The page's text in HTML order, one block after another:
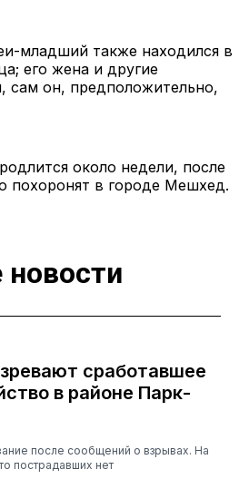
младший также находился в
его жена и другие
сам он, предположительно,
около недели, после
похоронят в городе Мешхед.
сработавшее
в районе Парк-
после сообщений о взрывах. На
пострадавших нет